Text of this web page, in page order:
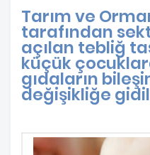
Tarım ve
tarafından
açılan tebliğ
küçük
gıdaların
değişikliğe